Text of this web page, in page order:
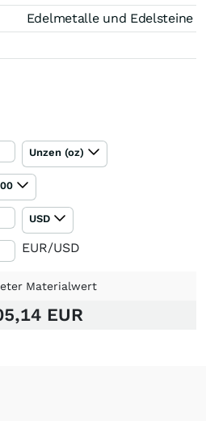
Edelmetalle und Edelsteine
Unzen (oz)
USD
EUR/USD
Materialwert
EUR